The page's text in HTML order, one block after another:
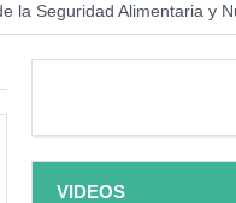
Alimentaria y
VIDEOS